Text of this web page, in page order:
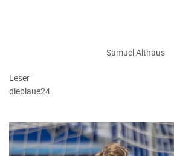
Samuel Althaus
Leser
dieblaue24